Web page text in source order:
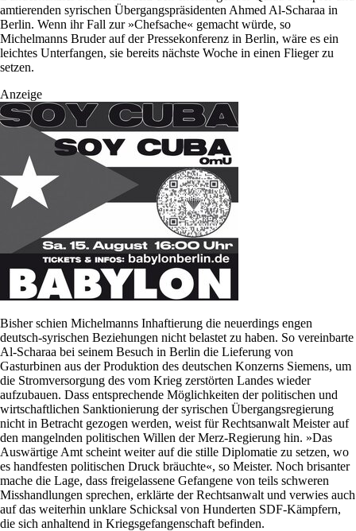
amtierenden syrischen Übergangspräsidenten Ahmed Al-Scharaa in
Berlin. Wenn ihr Fall zur »Chefsache« gemacht würde, so
Michelmanns Bruder auf der Pressekonferenz in Berlin, wäre es ein
leichtes Unterfangen, sie bereits nächste Woche in einen Flieger zu
setzen.
Anzeige
Bisher schien Michelmanns Inhaftierung die neuerdings engen
deutsch-syrischen Beziehungen nicht belastet zu haben. So vereinbarte
Al-Scharaa bei seinem Besuch in Berlin die Lieferung von
Gasturbinen aus der Produktion des deutschen Konzerns Siemens, um
die Stromversorgung des vom Krieg zerstörten Landes wieder
aufzubauen. Dass entsprechende Möglichkeiten der politischen und
wirtschaftlichen Sanktionierung der syrischen Übergangsregierung
nicht in Betracht gezogen werden, weist für Rechtsanwalt Meister auf
den mangelnden politischen Willen der Merz-Regierung hin. »Das
Auswärtige Amt scheint weiter auf die stille Diplomatie zu setzen, wo
es handfesten politischen Druck bräuchte«, so Meister. Noch brisanter
mache die Lage, dass freigelassene Gefangene von teils schweren
Misshandlungen sprechen, erklärte der Rechtsanwalt und verwies auch
auf das weiterhin unklare Schicksal von Hunderten SDF-Kämpfern,
die sich anhaltend in Kriegsgefangenschaft befinden.